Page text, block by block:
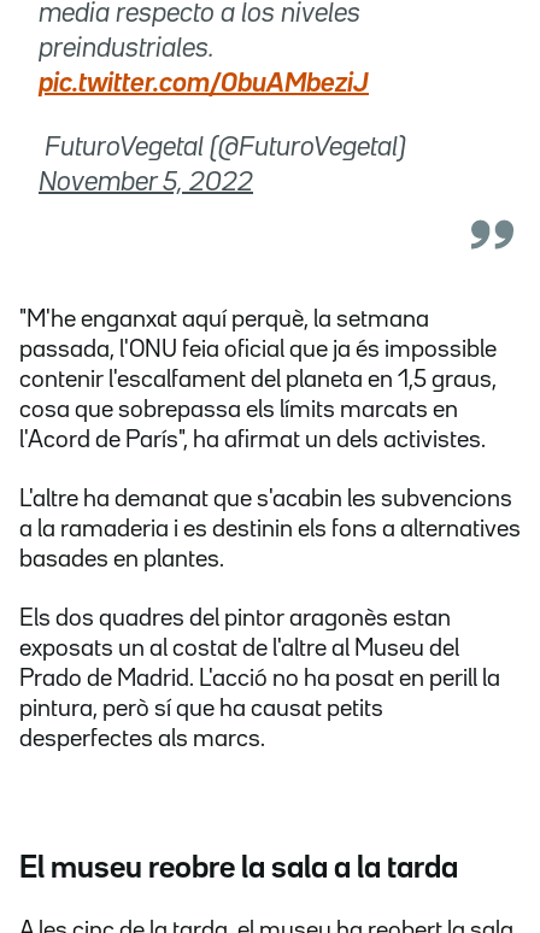
media respecto a los niveles
preindustriales.
pic.twitter.com/0buAMbeziJ
 FuturoVegetal (@FuturoVegetal)
November 5, 2022
"M'he enganxat aquí perquè, la setmana
passada, l'ONU feia oficial que ja és impossible
contenir l'escalfament del planeta en 1,5 graus,
cosa que sobrepassa els límits marcats en
l'Acord de París", ha afirmat un dels activistes.
L'altre ha demanat que s'acabin les subvencions
a la ramaderia i es destinin els fons a alternatives
basades en plantes.
Els dos quadres del pintor aragonès estan
exposats un al costat de l'altre al Museu del
Prado de Madrid. L'acció no ha posat en perill la
pintura, però sí que ha causat petits
desperfectes als marcs.
El museu reobre la sala a la tarda